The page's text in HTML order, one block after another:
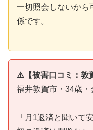
一切照会しないから
係です。
⚠️【被害口コミ：敦
福井敦賀市・34歳・
「月1返済と聞いて